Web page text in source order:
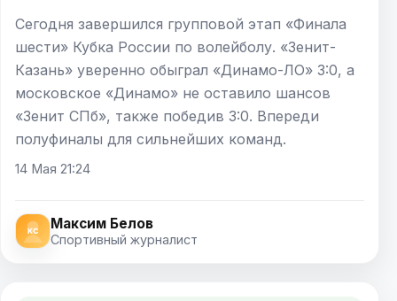
Сегодня завершился групповой этап «Финала
шести» Кубка России по волейболу. «Зенит-
Казань» уверенно обыграл «Динамо-ЛО» 3:0, а
московское «Динамо» не оставило шансов
«Зенит СПб», также победив 3:0. Впереди
полуфиналы для сильнейших команд.
14 Мая 21:24
Максим Белов
Спортивный журналист